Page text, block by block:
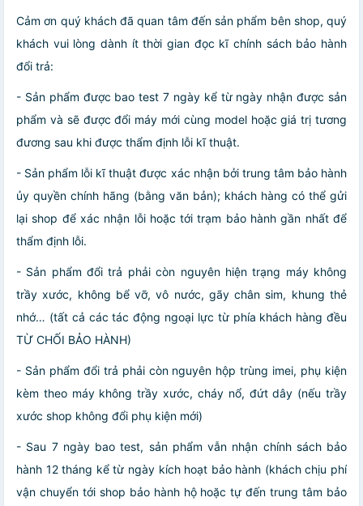
Cảm ơn quý khách đã quan tâm đến sản phẩm bên shop, quý
khách vui lòng dành ít thời gian đọc kĩ chính sách bảo hành
đổi trả:
- Sản phẩm được bao test 7 ngày kể từ ngày nhận được sản
phẩm và sẽ được đổi máy mới cùng model hoặc giá trị tương
đương sau khi được thẩm định lỗi kĩ thuật.
- Sản phẩm lỗi kĩ thuật được xác nhận bởi trung tâm bảo hành
ủy quyền chính hãng (bằng văn bản); khách hàng có thể gửi
lại shop để xác nhận lỗi hoặc tới trạm bảo hành gần nhất để
thẩm định lỗi.
- Sản phẩm đổi trả phải còn nguyên hiện trạng máy không
trầy xước, không bể vỡ, vô nước, gãy chân sim, khung thẻ
nhớ… (tất cả các tác động ngoại lực từ phía khách hàng đều
TỪ CHỐI BẢO HÀNH)
- Sản phẩm đổi trả phải còn nguyên hộp trùng imei, phụ kiện
kèm theo máy không trầy xước, cháy nổ, đứt dây (nếu trầy
xước shop không đổi phụ kiện mới)
- Sau 7 ngày bao test, sản phẩm vẫn nhận chính sách bảo
hành 12 tháng kể từ ngày kích hoạt bảo hành (khách chịu phí
vận chuyển tới shop bảo hành hộ hoặc tự đến trung tâm bảo